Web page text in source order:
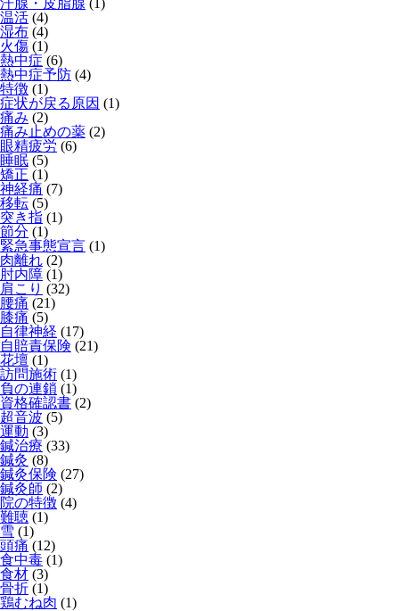
汗腺・皮脂腺 (1)
温活 (4)
湿布 (4)
火傷 (1)
熱中症 (6)
熱中症予防 (4)
特徴 (1)
症状が戻る原因 (1)
痛み (2)
痛み止めの薬 (2)
眼精疲労 (6)
睡眠 (5)
矯正 (1)
神経痛 (7)
移転 (5)
突き指 (1)
節分 (1)
緊急事態宣言 (1)
肉離れ (2)
肘内障 (1)
肩こり (32)
腰痛 (21)
膝痛 (5)
自律神経 (17)
自賠責保険 (21)
花壇 (1)
訪問施術 (1)
負の連鎖 (1)
資格確認書 (2)
超音波 (5)
運動 (3)
鍼治療 (33)
鍼灸 (8)
鍼灸保険 (27)
鍼灸師 (2)
院の特徴 (4)
難聴 (1)
雪 (1)
頭痛 (12)
食中毒 (1)
食材 (3)
骨折 (1)
鶏むね肉 (1)